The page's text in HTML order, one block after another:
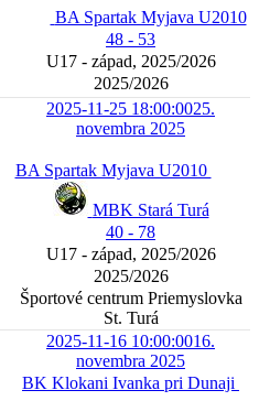
BA Spartak Myjava U2010
48 - 53
U17 - západ, 2025/2026
2025/2026
2025-11-25 18:00:0025.
novembra 2025
BA Spartak Myjava U2010
MBK Stará Turá
40 - 78
U17 - západ, 2025/2026
2025/2026
Športové centrum Priemyslovka
St. Turá
2025-11-16 10:00:0016.
novembra 2025
BK Klokani Ivanka pri Dunaji